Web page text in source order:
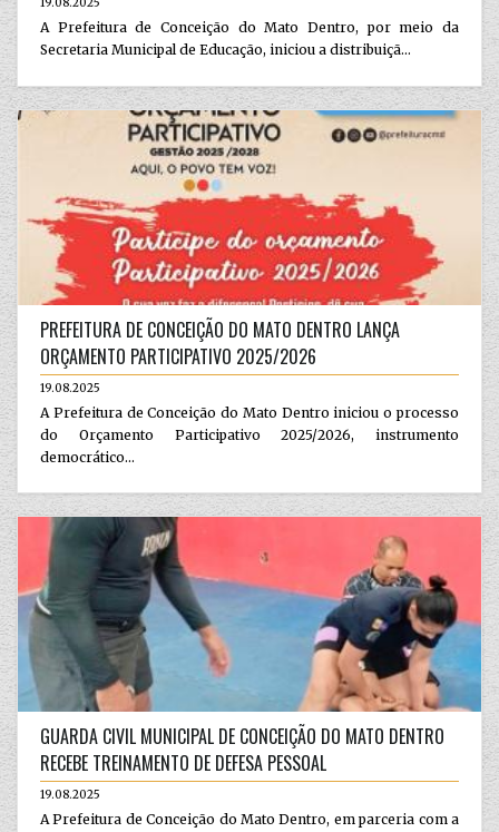
A Prefeitura de Conceição do Mato Dentro, por meio da
Secretaria Municipal de Educação, iniciou a distribuiçã...
PREFEITURA DE CONCEIÇÃO DO MATO DENTRO LANÇA
ORÇAMENTO PARTICIPATIVO 2025/2026
19.08.2025
A Prefeitura de Conceição do Mato Dentro iniciou o processo
do Orçamento Participativo 2025/2026, instrumento
democrático...
GUARDA CIVIL MUNICIPAL DE CONCEIÇÃO DO MATO DENTRO
RECEBE TREINAMENTO DE DEFESA PESSOAL
19.08.2025
A Prefeitura de Conceição do Mato Dentro, em parceria com a